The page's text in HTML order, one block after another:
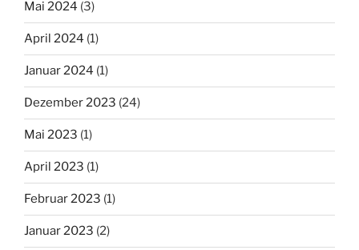
Mai 2024 (3)
April 2024 (1)
Januar 2024 (1)
Dezember 2023 (24)
Mai 2023 (1)
April 2023 (1)
Februar 2023 (1)
Januar 2023 (2)